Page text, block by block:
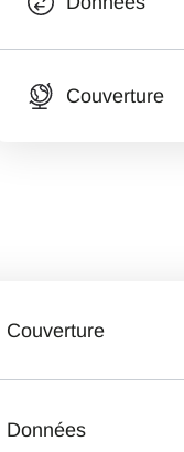
Couverture
Couverture
Données